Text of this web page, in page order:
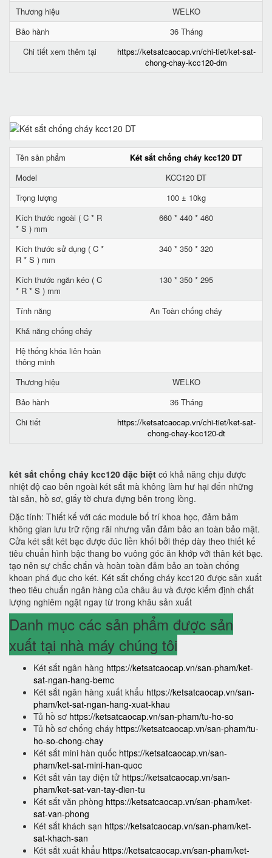
Thương hiệu
WELKO
Bảo hành
36 Tháng
Chi tiết xem thêm tại
https://ketsatcaocap.vn/chi-tiet/ket-sat-
chong-chay-kcc120-dm
Tên sản phẩm
Két sắt chống cháy kcc120 DT
Model
KCC120 DT
Trọng lượng
100 ± 10kg
Kích thước ngoài ( C * R
* S ) mm
660 * 440 * 460
Kích thước sử dụng ( C *
R * S ) mm
340 * 350 * 320
Kích thước ngăn kéo ( C
* R * S ) mm
130 * 350 * 295
Tính năng
An Toàn chống cháy
Khả năng chống cháy
Hệ thống khóa liên hoàn
thông minh
Thương hiệu
WELKO
Bảo hành
36 Tháng
Chi tiết
https://ketsatcaocap.vn/chi-tiet/ket-sat-
chong-chay-kcc120-dt
két sắt chống cháy kcc120 đặc biệt có khả năng chịu được
nhiệt độ cao bên ngoài két sắt mà không làm hư hại đến những
tài sản, hồ sơ, giấy tờ chưa đựng bên trong lòng.
Đặc tính: Thiết kế với các module bố trí khoa học, đảm bảm
không gian lưu trữ rộng rãi nhưng vẫn đảm bảo an toàn bảo mật.
Cửa két sắt két bạc được đúc liền khối bởi thép dày theo thiết kế
tiêu chuẩn hình bậc thang bo vuông góc ăn khớp với thân két bạc.
tạo nên sự chắc chắn và hoàn toàn đảm bảo an toàn chống
khoan phá đục cho két. Két sắt chống cháy kcc120 được sản xuất
theo tiêu chuẩn ngân hàng của châu âu và được kiểm định chất
lượng nghiêm ngặt ngay từ trong khâu sản xuất
Danh mục các sản phẩm được sản
xuất tại nhà máy chúng tôi
Két sắt ngân hàng https://ketsatcaocap.vn/san-pham/ket-
sat-ngan-hang-bemc
Két sắt ngân hàng xuất khẩu https://ketsatcaocap.vn/san-
pham/ket-sat-ngan-hang-xuat-khau
Tủ hồ sơ https://ketsatcaocap.vn/san-pham/tu-ho-so
Tủ hồ sơ chống cháy https://ketsatcaocap.vn/san-pham/tu-
ho-so-chong-chay
Két sắt mini hàn quốc https://ketsatcaocap.vn/san-
pham/ket-sat-mini-han-quoc
Két sắt vân tay điện tử https://ketsatcaocap.vn/san-
pham/ket-sat-van-tay-dien-tu
Két sắt văn phòng https://ketsatcaocap.vn/san-pham/ket-
sat-van-phong
Két sắt khách sạn https://ketsatcaocap.vn/san-pham/ket-
sat-khach-san
Két sắt xuất khẩu https://ketsatcaocap.vn/san-pham/ket-